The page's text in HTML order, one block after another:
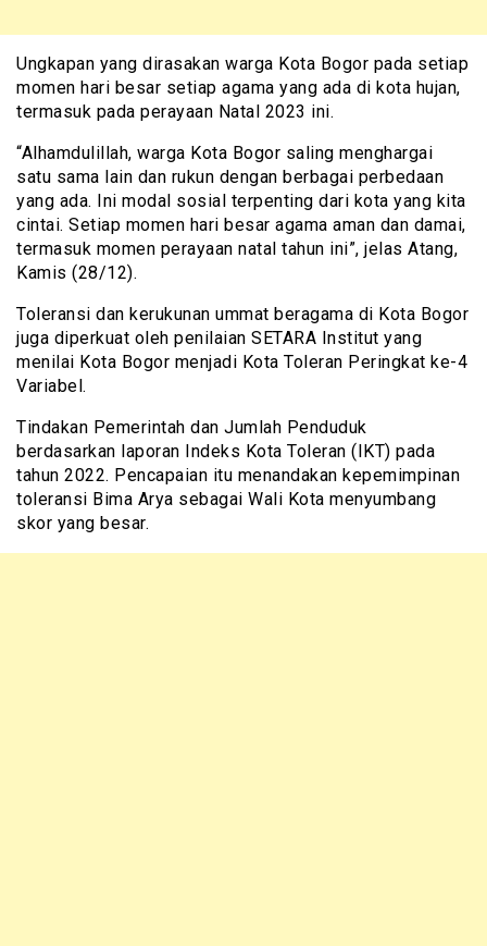
Ungkapan yang dirasakan warga Kota Bogor pada setiap
momen hari besar setiap agama yang ada di kota hujan,
termasuk pada perayaan Natal 2023 ini.
“Alhamdulillah, warga Kota Bogor saling menghargai
satu sama lain dan rukun dengan berbagai perbedaan
yang ada. Ini modal sosial terpenting dari kota yang kita
cintai. Setiap momen hari besar agama aman dan damai,
termasuk momen perayaan natal tahun ini”, jelas Atang,
Kamis (28/12).
Toleransi dan kerukunan ummat beragama di Kota Bogor
juga diperkuat oleh penilaian SETARA Institut yang
menilai Kota Bogor menjadi Kota Toleran Peringkat ke-4
Variabel.
Tindakan Pemerintah dan Jumlah Penduduk
berdasarkan laporan Indeks Kota Toleran (IKT) pada
tahun 2022. Pencapaian itu menandakan kepemimpinan
toleransi Bima Arya sebagai Wali Kota menyumbang
skor yang besar.